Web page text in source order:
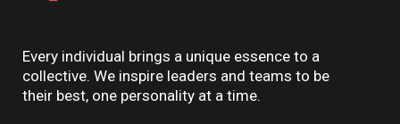
Every individual brings a unique essence to a
collective. We inspire leaders and teams to be
their best, one personality at a time.